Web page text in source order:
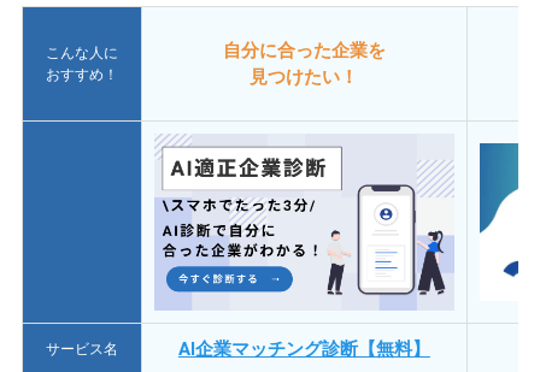
こんな人に
おすすめ！
自分に合った企業を
見つけたい！
サービス名 AI企業マッチング診断【無料】